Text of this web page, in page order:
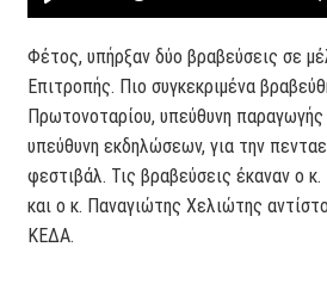
Φέτος, υπήρξαν δύο βραβεύσεις σε
Επιτροπής. Πιο συγκεκριμένα
Πρωτονοταρίου, υπεύθυνη παραγωγής
υπεύθυνη εκδηλώσεων, για την
φεστιβάλ. Τις βραβεύσεις έκαναν ο
και ο κ. Παναγιώτης Χελιώτης
ΚΕΔΑ.